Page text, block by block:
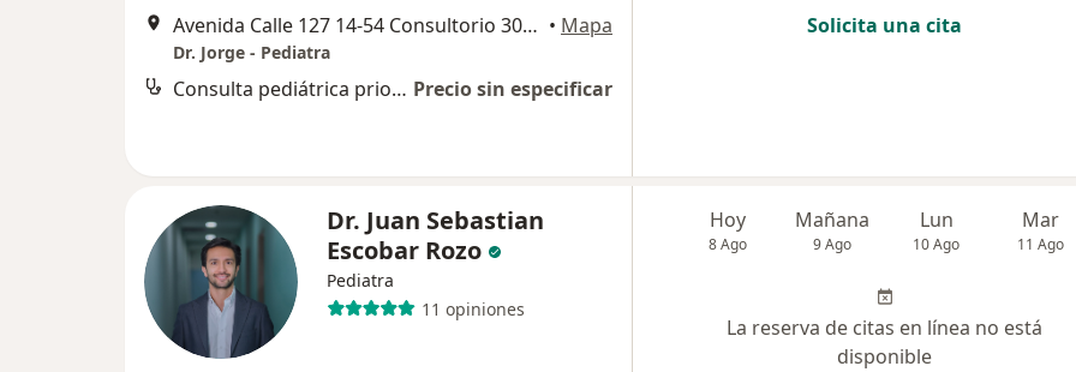
Avenida Calle 127 14-54 Consultorio 305, Bogotá • Mapa
Dr. Jorge - Pediatra
Consulta pediátrica prioritaria Precio sin especificar
Solicita una cita
Dr. Juan Sebastian
Escobar Rozo
Pediatra
11 opiniones
Hoy
8 Ago
Mañana
9 Ago
Lun
10 Ago
Mar
11 Ago
La reserva de citas en línea no está
disponible